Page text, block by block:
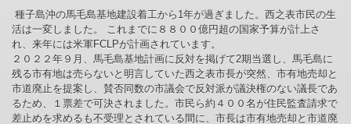
種子島沖の馬毛島基地建設着工から1年が過ぎました。西之表市民の生
活は一変しました。 これまでに８８００億円超の国家予算が計上さ
れ、来年には米軍FCLPが計画されています。
２０２２年９月、馬毛島基地計画に反対を掲げて2期当選し、馬毛島に
残る市有地は売らないと明言していた西之表市長が突然、市有地売却と
市道廃止を提案し、賛否同数の市議会で反対派が議決権のない議長であ
るため、１票差で可決されました。市民ら約４００名が住民監査請求で
差止めを求めるも不受理とされている間に、市長は市有地売却と市道廃